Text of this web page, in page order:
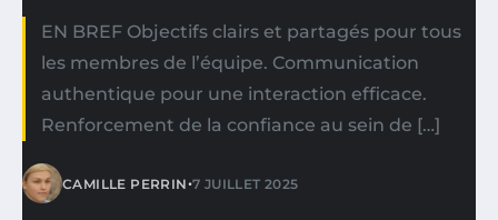
EN BREF Objectifs clairs et partagés pour tous
les membres de l’équipe. Communication
authentique pour une interaction efficace.
Renforcement de la confiance au sein de […]
CAMILLE PERRIN•7 JUILLET 2025